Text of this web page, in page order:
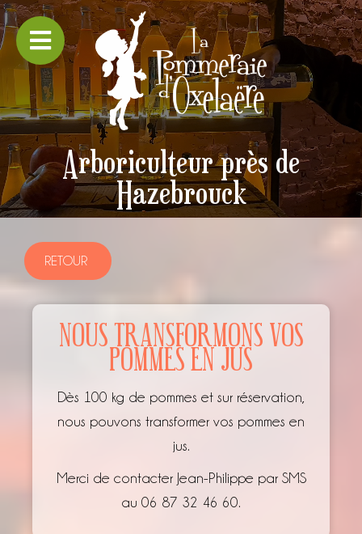
Arboriculteur près de
Hazebrouck
RETOUR
NOUS TRANSFORMONS VOS
POMMES EN JUS
Dès 100 kg de pommes et sur réservation,
nous pouvons transformer vos pommes en
jus.
Merci de contacter Jean-Philippe par SMS
au 06 87 32 46 60.